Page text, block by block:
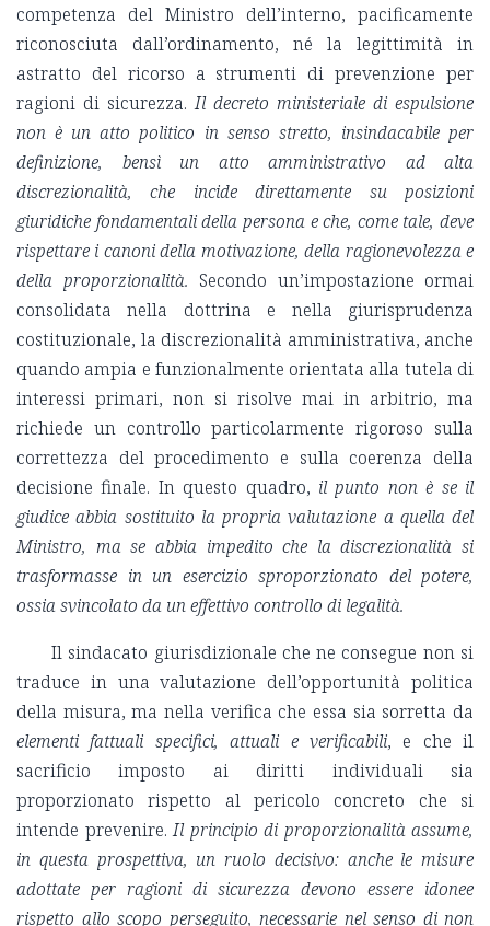
competenza del Ministro dell’interno, pacificamente
riconosciuta dall’ordinamento, né la legittimità in
astratto del ricorso a strumenti di prevenzione per
ragioni di sicurezza.Il decreto ministeriale di espulsione
non è un atto politico in senso stretto, insindacabile per
definizione, bensì un atto amministrativo ad alta
discrezionalità, che incide direttamente su posizioni
giuridiche fondamentali della persona e che, come tale, deve
rispettare i canoni della motivazione, della ragionevolezza e
della proporzionalità. Secondo un’impostazione ormai
consolidata nella dottrina e nella giurisprudenza
costituzionale, la discrezionalità amministrativa, anche
quando ampia e funzionalmente orientata alla tutela di
interessi primari, non si risolve mai in arbitrio, ma
richiede un controllo particolarmente rigoroso sulla
correttezza del procedimento e sulla coerenza della
decisione finale. In questo quadro, il punto non è se il
giudice abbia sostituito la propria valutazione a quella del
Ministro, ma se abbia impedito che la discrezionalità si
trasformasse in un esercizio sproporzionato del potere,
ossia svincolato da un effettivo controllo di legalità.
Il sindacato giurisdizionale che ne consegue non si
traduce in una valutazione dell’opportunità politica
della misura, ma nella verifica che essa sia sorretta da
elementi fattuali specifici, attuali e verificabili, e che il
sacrificio imposto ai diritti individuali sia
proporzionato rispetto al pericolo concreto che si
intende prevenire.Il principio di proporzionalità assume,
in questa prospettiva, un ruolo decisivo: anche le misure
adottate per ragioni di sicurezza devono essere idonee
rispetto allo scopo perseguito, necessarie nel senso di non